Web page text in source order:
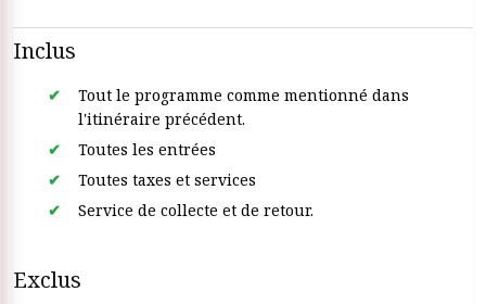
Inclus
Tout le programme comme mentionné dans
l'itinéraire précédent.
Toutes les entrées
Toutes taxes et services
Service de collecte et de retour.
Exclus